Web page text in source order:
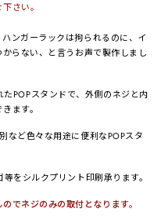
さい。
ンガーラックは拘られるのに、イ
らない、と言うお声で製作しまし
POPスタンドで、外側のネジと内
ます。
など色々な用途に便利なPOPスタ
をシルクプリント印刷承ります。
でネジのみの取付となります。